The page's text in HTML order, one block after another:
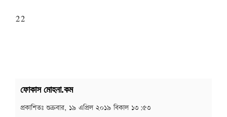
22
ফোকাস মোহনা.কম
প্রকাশিতঃ শুক্রবার, ১৯ এপ্রিল ২০১৯ বিকাল ১৩:৫৩